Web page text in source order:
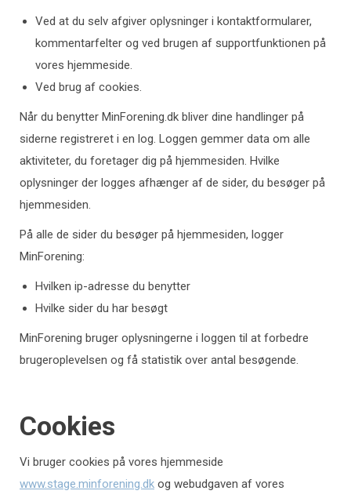
Ved at du selv afgiver oplysninger i kontaktformularer,
kommentarfelter og ved brugen af supportfunktionen på
vores hjemmeside.
Ved brug af cookies.
Når du benytter MinForening.dk bliver dine handlinger på
siderne registreret i en log. Loggen gemmer data om alle
aktiviteter, du foretager dig på hjemmesiden. Hvilke
oplysninger der logges afhænger af de sider, du besøger på
hjemmesiden.
På alle de sider du besøger på hjemmesiden, logger
MinForening:
Hvilken ip-adresse du benytter
Hvilke sider du har besøgt
MinForening bruger oplysningerne i loggen til at forbedre
brugeroplevelsen og få statistik over antal besøgende.
Cookies
Vi bruger cookies på vores hjemmeside
www.stage.minforening.dk og webudgaven af vores